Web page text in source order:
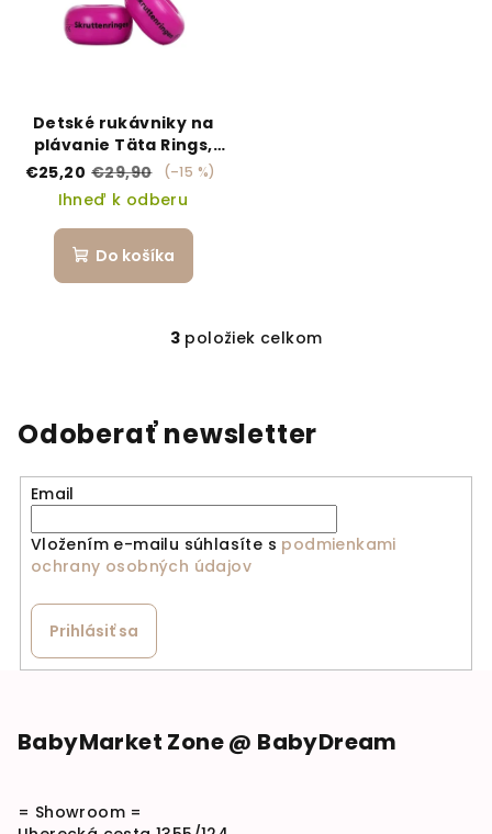
Detské rukávniky na
plávanie Täta Rings,
ružové
€25,20 €29,90 (–15 %)
Ihneď k odberu
Do košíka
Ovládacie prvky
3 položiek celkom
Odoberať newsletter
Email
Vložením e-mailu súhlasíte s podmienkami
ochrany osobných údajov
Prihlásiť sa
BabyMarket Zone @ BabyDream
= Showroom =